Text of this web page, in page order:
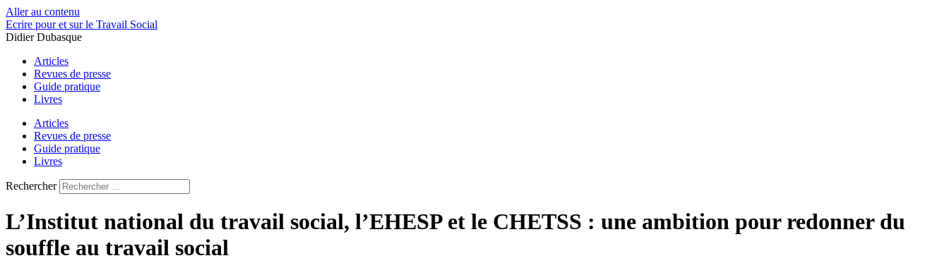
Aller au contenu
Ecrire pour et sur le Travail Social
Didier Dubasque
Articles
Revues de presse
Guide pratique
Livres
Articles
Revues de presse
Guide pratique
Livres
Rechercher
L’Institut national du travail social, l’EHESP et le CHETSS : une ambition pour redonner du
souffle au travail social